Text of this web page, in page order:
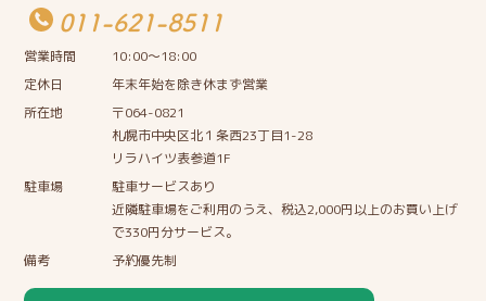
011-621-8511
営業時間
10:00〜18:00
定休日
年末年始を除き休まず営業
所在地
〒064-0821
札幌市中央区北１条西23丁目1-28
リラハイツ表参道1F
駐車場
駐車サービスあり
近隣駐車場をご利用のうえ、税込2,000円以上のお買い上げ
で330円分サービス。
備考
予約優先制